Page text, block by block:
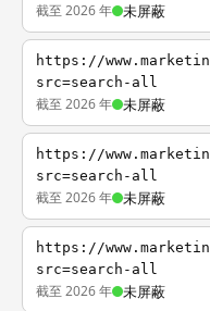
截至 2026 年 未屏蔽
https://
src=search-all
截至 2026 年 未屏蔽
https://
src=search-all
截至 2026 年 未屏蔽
https://
src=search-all
截至 2026 年 未屏蔽